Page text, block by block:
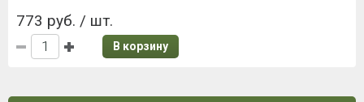
773 руб. / шт.
В корзину